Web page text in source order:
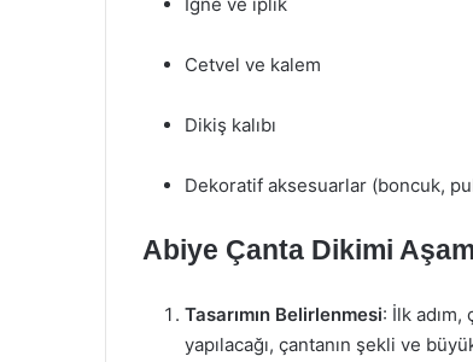
Cetvel ve kalem
Dikiş kalıbı
Dekoratif aksesuarlar (boncuk,
Abiye Çanta Dikimi
Tasarımın Belirlenmesi: İlk
yapılacağı, çantanın şekli ve